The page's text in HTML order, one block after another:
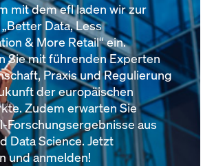
mit dem efl laden wir zur
Data, Less
& More Retail“ ein.
Sie mit führenden Experten
Praxis und Regulierung
der europäischen
Zudem erwarten Sie
Forschungsergebnisse aus
Data Science. Jetzt
und anmelden!